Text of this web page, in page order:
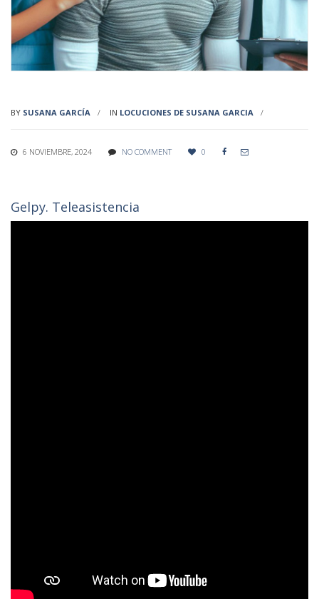
BY SUSANA GARCÍA IN LOCUCIONES DE SUSANA GARCIA
6 NOVIEMBRE, 2024 NO COMMENT 0  
Gelpy. Teleasistencia